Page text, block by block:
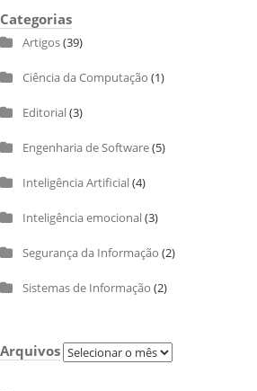
Categorias
Artigos(39)
Ciência da Computação (1)
Editorial(3)
Engenharia de Software(5)
Inteligência Artificial(4)
Inteligência emocional(3)
Segurança da Informação (2)
Sistemas de Informação (2)
ArquivosArquivos